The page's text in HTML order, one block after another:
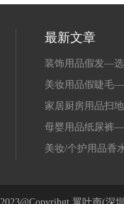
最新文章
装饰用品假发—选
美妆用品假睫毛
家居厨房用品扫
母婴用品纸尿裤
美妆/个护用品